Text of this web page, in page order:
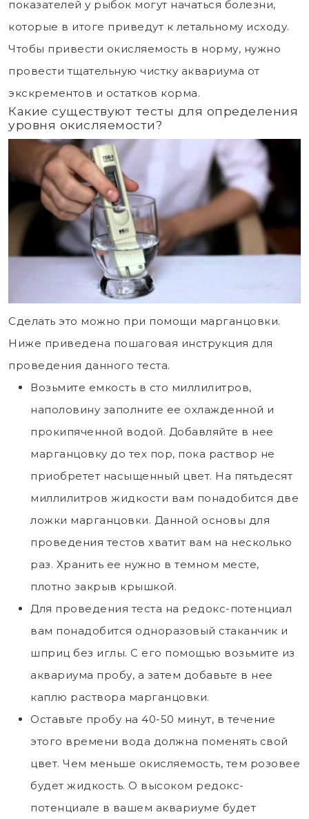
показателей у рыбок могут начаться болезни,
которые в итоге приведут к летальному исходу.
Чтобы привести окисляемость в норму, нужно
провести тщательную чистку аквариума от
экскрементов и остатков корма.
Какие существуют тесты для определения
уровня окисляемости?
Сделать это можно при помощи марганцовки.
Ниже приведена пошаговая инструкция для
проведения данного теста.
Возьмите емкость в сто миллилитров,
наполовину заполните ее охлажденной и
прокипяченной водой. Добавляйте в нее
марганцовку до тех пор, пока раствор не
приобретет насыщенный цвет. На пятьдесят
миллилитров жидкости вам понадобится две
ложки марганцовки. Данной основы для
проведения тестов хватит вам на несколько
раз. Хранить ее нужно в темном месте,
плотно закрыв крышкой.
Для проведения теста на редокс-потенциал
вам понадобится одноразовый стаканчик и
шприц без иглы. С его помощью возьмите из
аквариума пробу, а затем добавьте в нее
каплю раствора марганцовки.
Оставьте пробу на 40-50 минут, в течение
этого времени вода должна поменять свой
цвет. Чем меньше окисляемость, тем розовее
будет жидкость. О высоком редокс-
потенциале в вашем аквариуме будет